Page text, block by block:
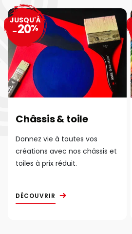
Châssis & toile
Donnez vie à toutes vos
créations avec nos châssis et
toiles à prix réduit.
DÉCOUVRIR
JUSQU'À
-20%